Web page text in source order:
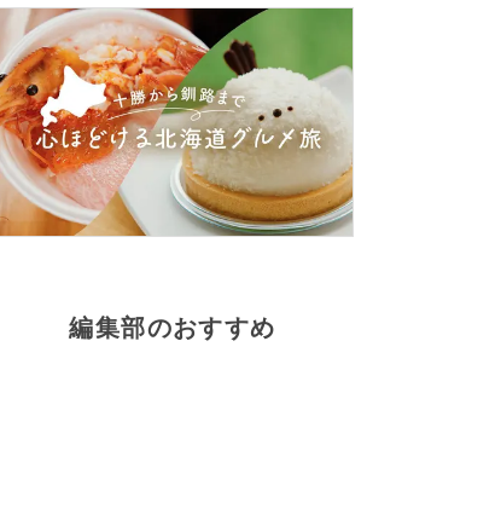
編集部のおすすめ